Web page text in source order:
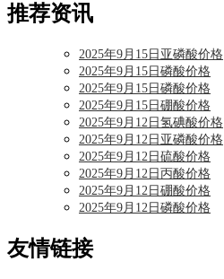
推荐资讯
2025年9月15日亚磷酸价格
2025年9月15日磷酸价格
2025年9月15日磷酸价格
2025年9月15日硼酸价格
2025年9月12日氢碘酸价格
2025年9月12日亚磷酸价格
2025年9月12日硫酸价格
2025年9月12日丙酸价格
2025年9月12日硼酸价格
2025年9月12日磷酸价格
友情链接